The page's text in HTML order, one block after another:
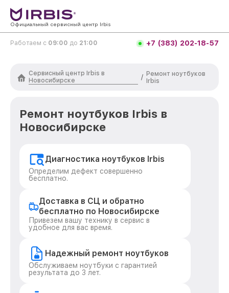
Официальный сервисный центр Irbis
Работаем с 09:00 до 21:00 +7 (383) 202-18-57
Сервисный центр Irbis в
Новосибирске
/ Ремонт ноутбуков
Irbis
Ремонт ноутбуков Irbis в
Новосибирске
Диагностика ноутбуков Irbis
Определим дефект совершенно
бесплатно.
Доставка в СЦ и обратно
бесплатно по Новосибирске
Привезем вашу технику в сервис в
удобное для вас время.
Надежный ремонт ноутбуков
Обслуживаем ноутбуки с гарантией
результата до 3 лет.